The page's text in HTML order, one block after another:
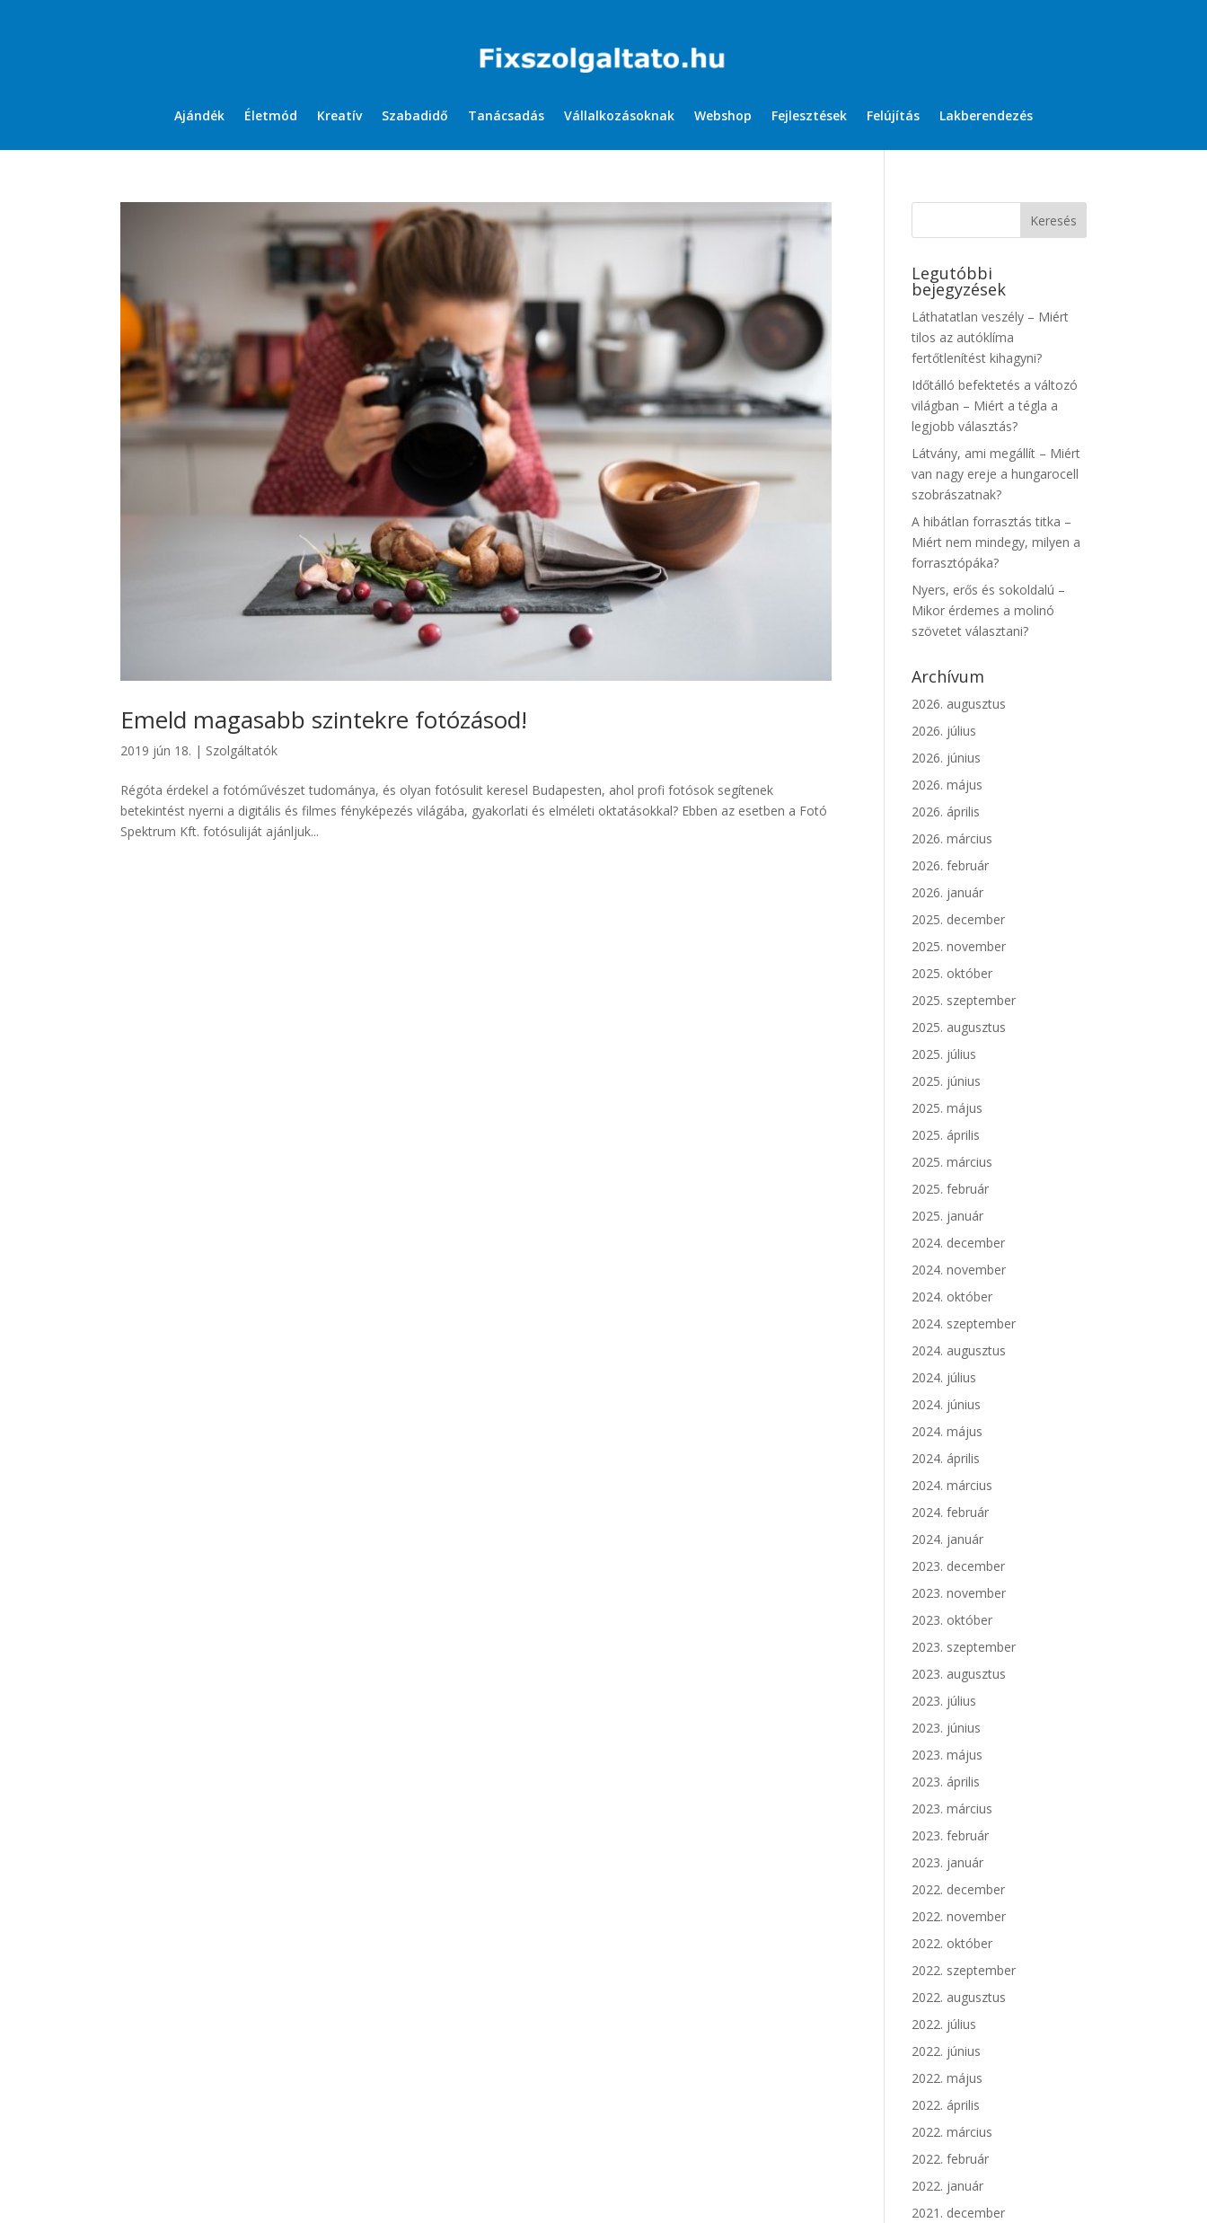
Ajándék Életmód Kreatív Szabadidő Tanácsadás Vállalkozásoknak Webshop Fejlesztések Felújítás Lakberendezés
Emeld magasabb szintekre fotózásod!
2019 jún 18. | Szolgáltatók
Régóta érdekel a fotóművészet tudománya, és olyan fotósulit keresel Budapesten, ahol profi fotósok segítenek
betekintést nyerni a digitális és filmes fényképezés világába, gyakorlati és elméleti oktatásokkal? Ebben az esetben a Fotó
Spektrum Kft. fotósuliját ajánljuk...
Legutóbbi
bejegyzések
Láthatatlan veszély – Miért
tilos az autóklíma
fertőtlenítést kihagyni?
Időtálló befektetés a változó
világban – Miért a tégla a
legjobb választás?
Látvány, ami megállít – Miért
van nagy ereje a hungarocell
szobrászatnak?
A hibátlan forrasztás titka –
Miért nem mindegy, milyen a
forrasztópáka?
Nyers, erős és sokoldalú –
Mikor érdemes a molinó
szövetet választani?
Archívum
2026. augusztus
2026. július
2026. június
2026. május
2026. április
2026. március
2026. február
2026. január
2025. december
2025. november
2025. október
2025. szeptember
2025. augusztus
2025. július
2025. június
2025. május
2025. április
2025. március
2025. február
2025. január
2024. december
2024. november
2024. október
2024. szeptember
2024. augusztus
2024. július
2024. június
2024. május
2024. április
2024. március
2024. február
2024. január
2023. december
2023. november
2023. október
2023. szeptember
2023. augusztus
2023. július
2023. június
2023. május
2023. április
2023. március
2023. február
2023. január
2022. december
2022. november
2022. október
2022. szeptember
2022. augusztus
2022. július
2022. június
2022. május
2022. április
2022. március
2022. február
2022. január
2021. december